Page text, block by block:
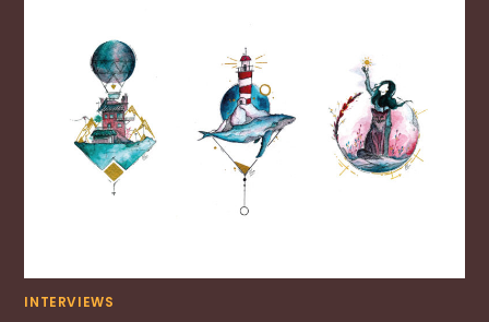
INTERVIEWS